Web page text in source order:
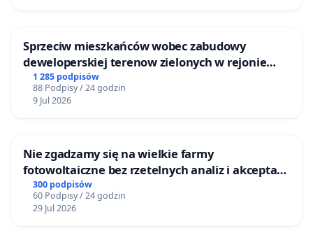
Sprzeciw mieszkańców wobec zabudowy
deweloperskiej terenow zielonych w rejonie
Bulwarów Straceńskich w Bielsku-Białej
1 285 podpisów
88 Podpisy / 24 godzin
9 Jul 2026
Nie zgadzamy się na wielkie farmy
fotowoltaiczne bez rzetelnych analiz i akceptacji
mieszkańców
300 podpisów
60 Podpisy / 24 godzin
29 Jul 2026